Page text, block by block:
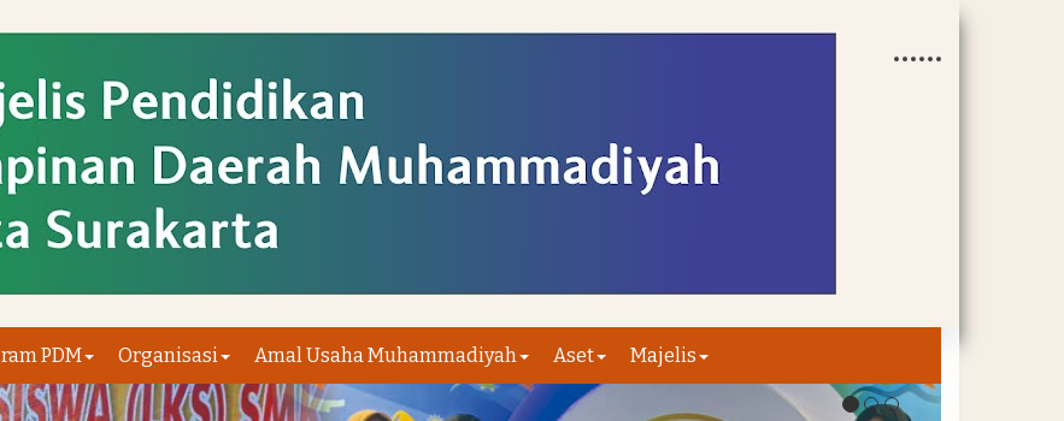
PDM Organisasi Amal Usaha Muhammadiyah Aset Majelis